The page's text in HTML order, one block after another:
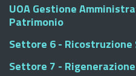
UOA Gestione
Patrimonio
Settore 6 - Ricostruzione
Settore 7 -